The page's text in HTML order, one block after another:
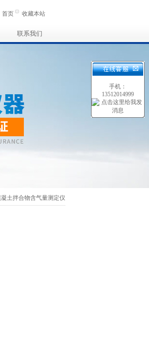
首页 收藏本站
联系我们
土拌合物含气量测定仪
手机：
13512014999